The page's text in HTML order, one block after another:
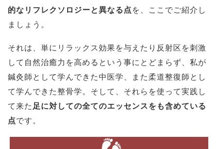
的なリフレクソロジーと異なる点 を、ここでご紹介し
ましょう。
それは、単にリラックス効果を与えたり反射区を刺激
して自然治癒力を高めるという事にとどまらず、私が
鍼灸師として学んできた中医学、また柔道整復師とし
て学んできた整骨学。そして、それらを使って実践し
て来た 足に対しての全てのエッセンスをも含めている
点です。